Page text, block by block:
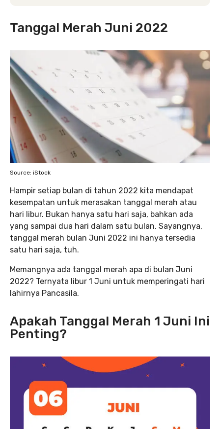
Tanggal Merah Juni 2022
Source: iStock
Hampir setiap bulan di tahun 2022 kita mendapat
kesempatan untuk merasakan tanggal merah atau
hari libur. Bukan hanya satu hari saja, bahkan ada
yang sampai dua hari dalam satu bulan. Sayangnya,
tanggal merah bulan Juni 2022 ini hanya tersedia
satu hari saja, tuh.
Memangnya ada tanggal merah apa di bulan Juni
2022? Ternyata libur 1 Juni untuk memperingati hari
lahirnya Pancasila.
Apakah Tanggal Merah 1 Juni Ini
Penting?